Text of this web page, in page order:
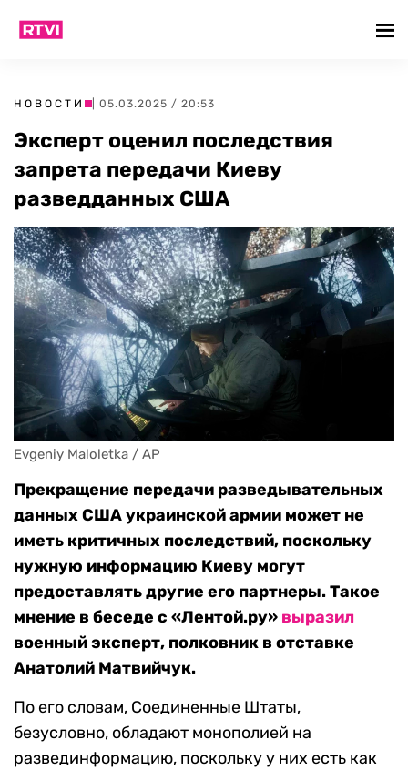
НОВОСТИ | 05.03.2025 / 20:53
Эксперт оценил последствия
запрета передачи Киеву
разведданных США
Evgeniy Maloletka / AP
Прекращение передачи разведывательных
данных США украинской армии может не
иметь критичных последствий, поскольку
нужную информацию Киеву могут
предоставлять другие его партнеры. Такое
мнение в беседе с «Лентой.ру» выразил
военный эксперт, полковник в отставке
Анатолий Матвийчук.
По его словам, Соединенные Штаты,
безусловно, обладают монополией на
развединформацию, поскольку у них есть как